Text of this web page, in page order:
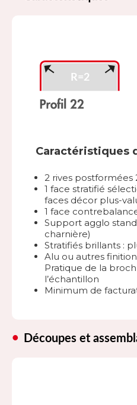
Caractéristiques
2 rives postformées
1 face stratifié
faces décor plus-
1 face
Support agglo
charnière)
Stratifiés brillants :
Alu ou autres
Pratique de la
l’échantillon
Minimum de
Découpes et